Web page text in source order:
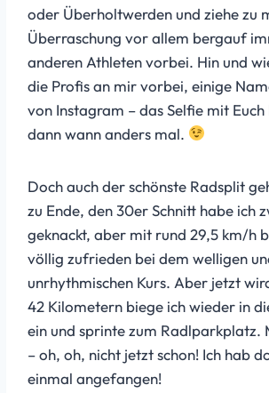
oder Überholtwerden und ziehe zu
Überraschung vor allem bergauf
anderen Athleten vorbei. Hin und
die Profis an mir vorbei, einige
von Instagram – das Selfie mit
dann wann anders mal.
Doch auch der schönste Radsplit
zu Ende, den 30er Schnitt habe ich
geknackt, aber mit rund 29,5 km/h
völlig zufrieden bei dem welligen
unrhythmischen Kurs. Aber jetzt
42 Kilometern biege ich wieder in
ein und sprinte zum Radlparkplatz.
– oh, oh, nicht jetzt schon! Ich hab
einmal angefangen!